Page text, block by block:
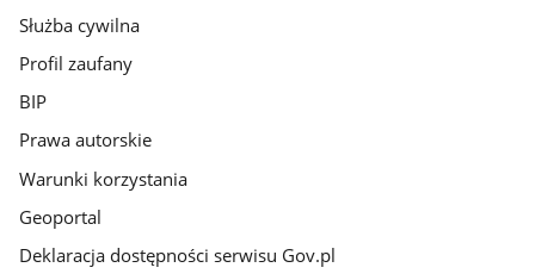
Służba cywilna
Profil zaufany
BIP
Prawa autorskie
Warunki korzystania
Geoportal
Deklaracja dostępności serwisu Gov.pl